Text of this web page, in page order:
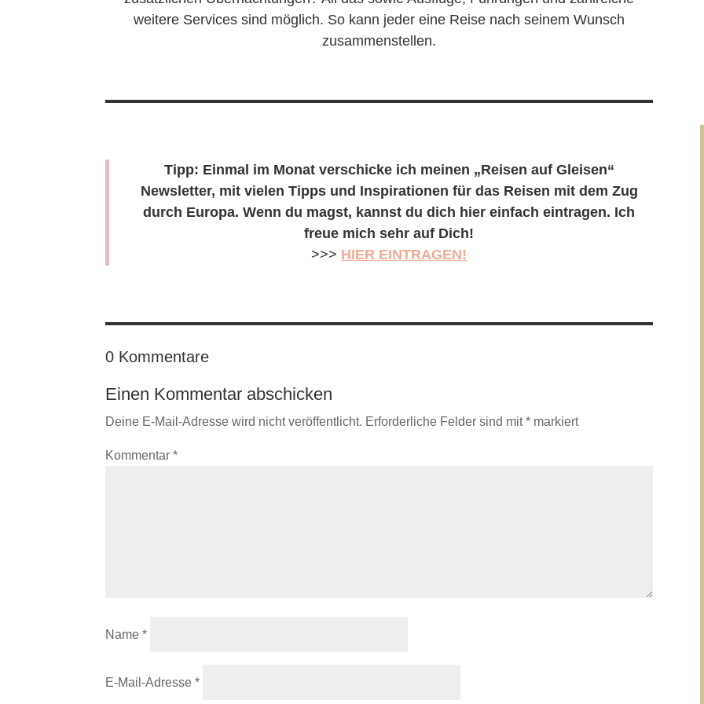
weitere Services sind möglich. So kann jeder eine Reise nach seinem Wunsch
zusammenstellen.
Tipp: Einmal im Monat verschicke ich meinen „Reisen auf Gleisen“
Newsletter, mit vielen Tipps und Inspirationen für das Reisen mit dem Zug
durch Europa. Wenn du magst, kannst du dich hier einfach eintragen. Ich
freue mich sehr auf Dich!
>>> HIER EINTRAGEN!
0 Kommentare
Einen Kommentar abschicken
Deine E-Mail-Adresse wird nicht veröffentlicht. Erforderliche Felder sind mit* markiert
Kommentar*
Name*
E-Mail-Adresse*